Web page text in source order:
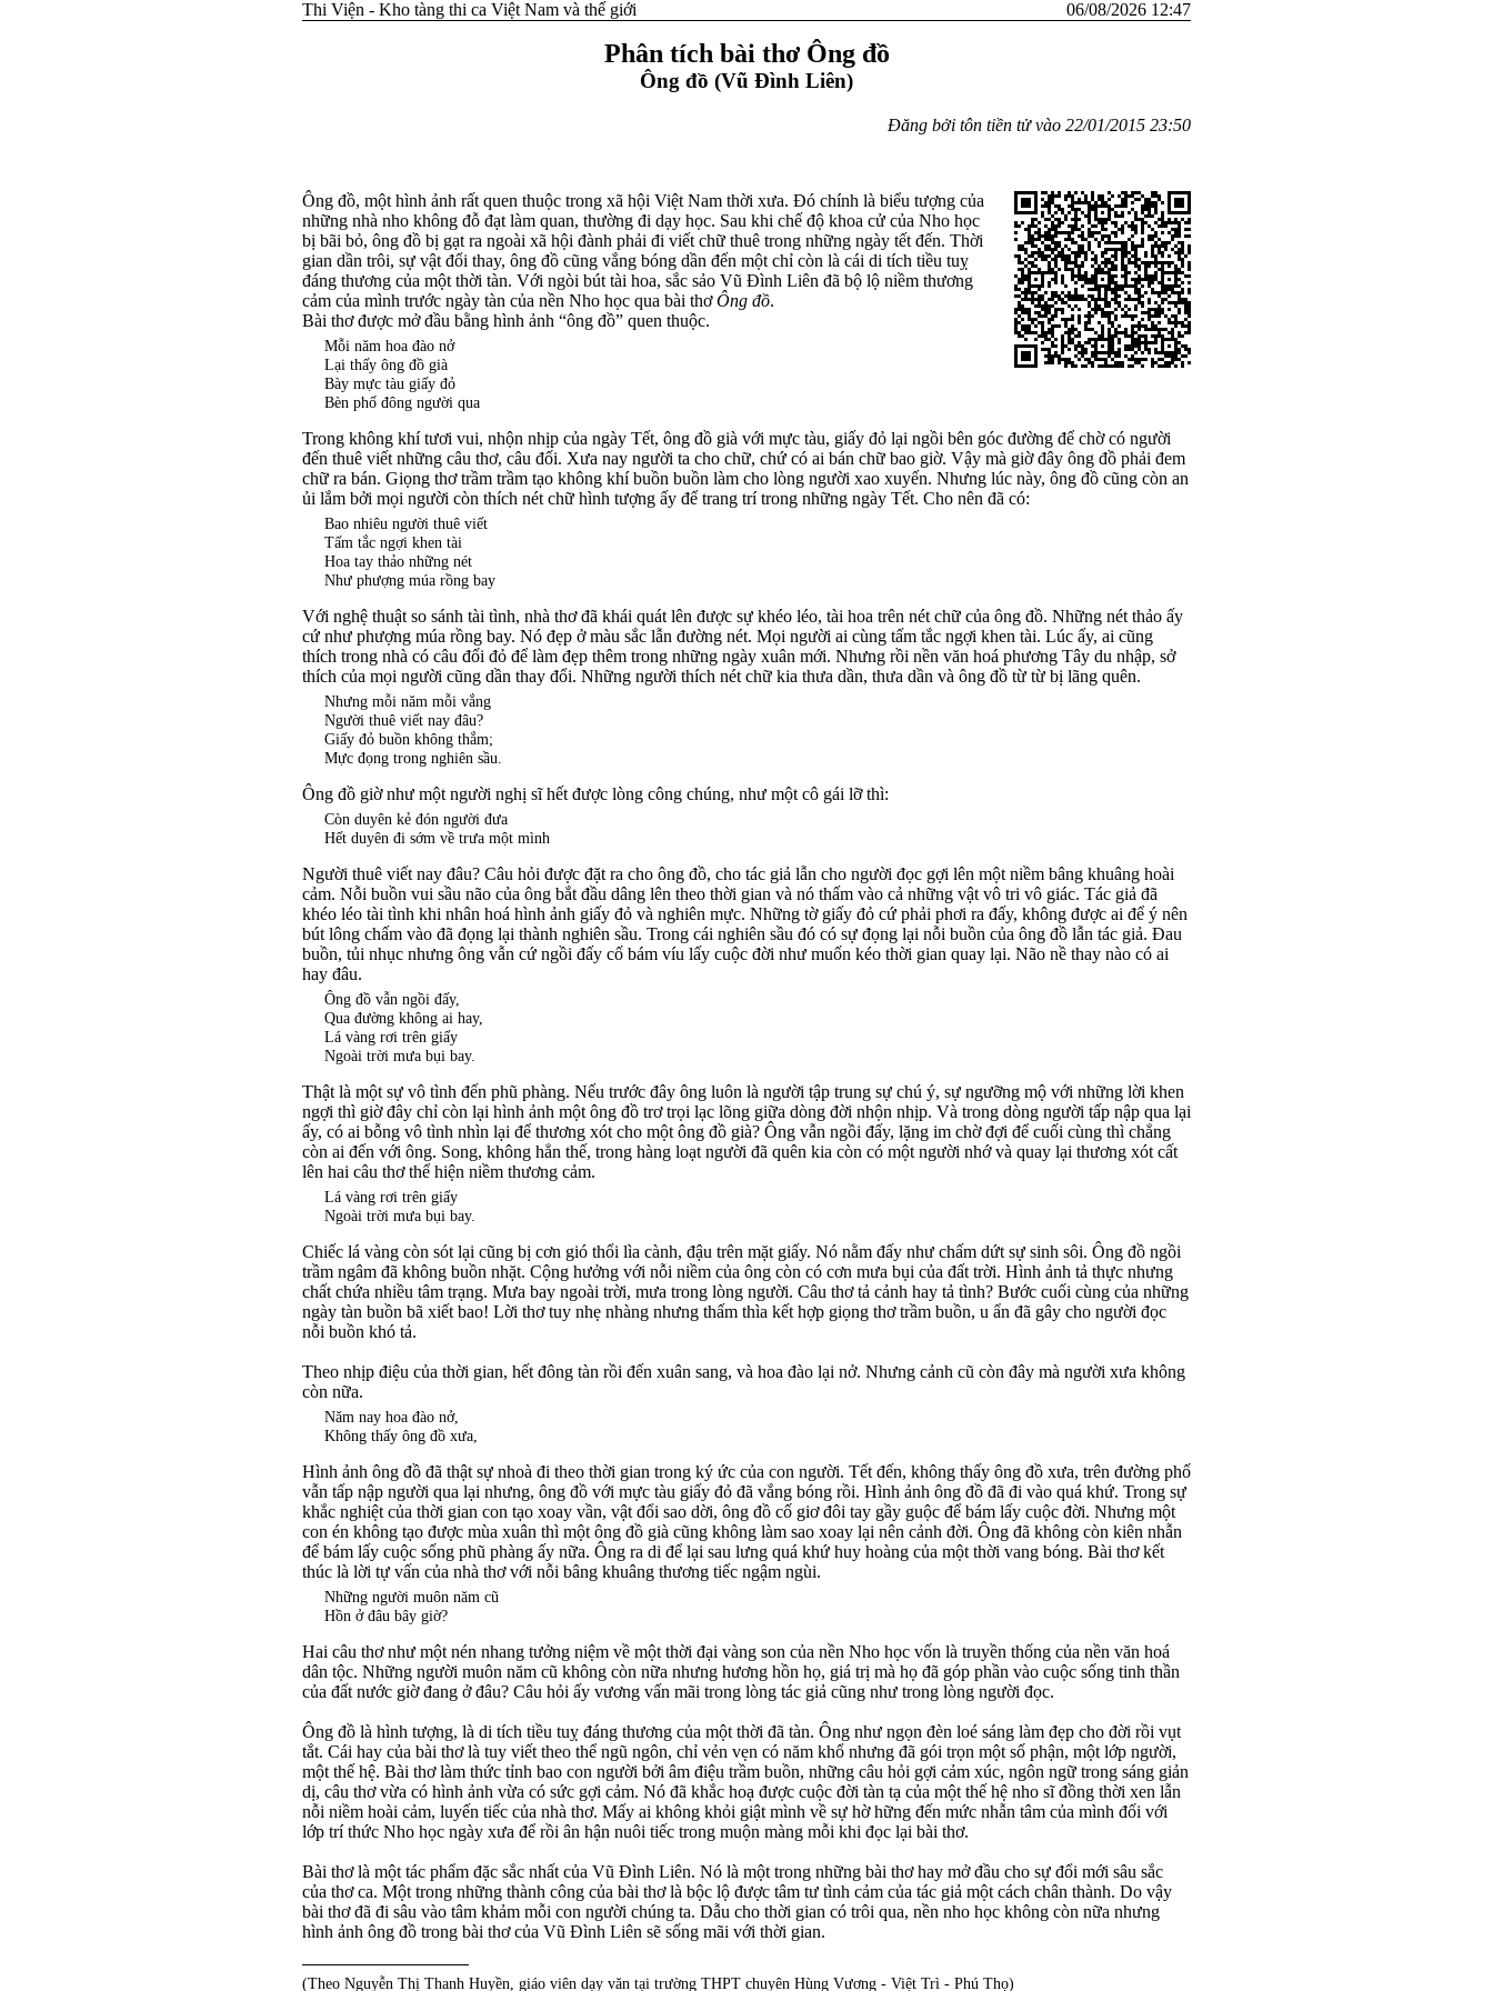
06/08/2026 12:47
Thi Viện - Kho tàng thi ca Việt Nam và thế giới
Phân tích bài thơ Ông đồ
Ông đồ (Vũ Đình Liên)
Đăng bởi tôn tiền tử vào 22/01/2015 23:50
Ông đồ, một hình ảnh rất quen thuộc trong xã hội Việt Nam thời xưa. Đó chính là biểu tượng của
những nhà nho không đỗ đạt làm quan, thường đi dạy học. Sau khi chế độ khoa cử của Nho học
bị bãi bỏ, ông đồ bị gạt ra ngoài xã hội đành phải đi viết chữ thuê trong những ngày tết đến. Thời
gian dần trôi, sự vật đổi thay, ông đồ cũng vắng bóng dần đến một chỉ còn là cái di tích tiều tuỵ
đáng thương của một thời tàn. Với ngòi bút tài hoa, sắc sảo Vũ Đình Liên đã bộ lộ niềm thương
cảm của mình trước ngày tàn của nền Nho học qua bài thơÔng đồ.
Bài thơ được mở đầu bằng hình ảnh “ông đồ” quen thuộc.
Mỗi năm hoa đào nở
Lại thấy ông đồ già
Bày mực tàu giấy đỏ
Bèn phố đông người qua
Trong không khí tươi vui, nhộn nhịp của ngày Tết, ông đồ già với mực tàu, giấy đỏ lại ngồi bên góc đường để chờ có người
đến thuê viết những câu thơ, câu đối. Xưa nay người ta cho chữ, chứ có ai bán chữ bao giờ. Vậy mà giờ đây ông đồ phải đem
chữ ra bán. Giọng thơ trầm trầm tạo không khí buồn buồn làm cho lòng người xao xuyến. Nhưng lúc này, ông đồ cũng còn an
ủi lắm bởi mọi người còn thích nét chữ hình tượng ấy để trang trí trong những ngày Tết. Cho nên đã có:
Bao nhiêu người thuê viết
Tấm tắc ngợi khen tài
Hoa tay thảo những nét
Như phượng múa rồng bay
Với nghệ thuật so sánh tài tình, nhà thơ đã khái quát lên được sự khéo léo, tài hoa trên nét chữ của ông đồ. Những nét thảo ấy
cứ như phượng múa rồng bay. Nó đẹp ở màu sắc lẫn đường nét. Mọi người ai cùng tấm tắc ngợi khen tài. Lúc ấy, ai cũng
thích trong nhà có câu đối đỏ để làm đẹp thêm trong những ngày xuân mới. Nhưng rồi nền văn hoá phương Tây du nhập, sở
thích của mọi người cũng dần thay đổi. Những người thích nét chữ kia thưa dần, thưa dần và ông đồ từ từ bị lãng quên.
Nhưng mỗi năm mỗi vắng
Người thuê viết nay đâu?
Giấy đỏ buồn không thắm;
Mực đọng trong nghiên sầu.
Ông đồ giờ như một người nghị sĩ hết được lòng công chúng, như một cô gái lỡ thì:
Còn duyên kẻ đón người đưa
Hết duyên đi sớm về trưa một mình
Người thuê viết nay đâu? Câu hỏi được đặt ra cho ông đồ, cho tác giả lẫn cho người đọc gợi lên một niềm bâng khuâng hoài
cảm. Nỗi buồn vui sầu não của ông bắt đầu dâng lên theo thời gian và nó thấm vào cả những vật vô tri vô giác. Tác giả đã
khéo léo tài tình khi nhân hoá hình ảnh giấy đỏ và nghiên mực. Những tờ giấy đỏ cứ phải phơi ra đấy, không được ai để ý nên
bút lông chấm vào đã đọng lại thành nghiên sầu. Trong cái nghiên sầu đó có sự đọng lại nỗi buồn của ông đồ lẫn tác giả. Đau
buồn, tủi nhục nhưng ông vẫn cứ ngồi đấy cố bám víu lấy cuộc đời như muốn kéo thời gian quay lại. Não nề thay nào có ai
hay đâu.
Ông đồ vẫn ngồi đấy,
Qua đường không ai hay,
Lá vàng rơi trên giấy
Ngoài trời mưa bụi bay.
Thật là một sự vô tình đến phũ phàng. Nếu trước đây ông luôn là người tập trung sự chú ý, sự ngưỡng mộ với những lời khen
ngợi thì giờ đây chỉ còn lại hình ảnh một ông đồ trơ trọi lạc lõng giữa dòng đời nhộn nhịp. Và trong dòng người tấp nập qua lại
ấy, có ai bỗng vô tình nhìn lại để thương xót cho một ông đồ già? Ông vẫn ngồi đấy, lặng im chờ đợi để cuối cùng thì chẳng
còn ai đến với ông. Song, không hẳn thế, trong hàng loạt người đã quên kia còn có một người nhớ và quay lại thương xót cất
lên hai câu thơ thể hiện niềm thương cảm.
Lá vàng rơi trên giấy
Ngoài trời mưa bụi bay.
Chiếc lá vàng còn sót lại cũng bị cơn gió thổi lìa cành, đậu trên mặt giấy. Nó nằm đấy như chấm dứt sự sinh sôi. Ông đồ ngồi
trầm ngâm đã không buồn nhặt. Cộng hưởng với nỗi niềm của ông còn có cơn mưa bụi của đất trời. Hình ảnh tả thực nhưng
chất chứa nhiều tâm trạng. Mưa bay ngoài trời, mưa trong lòng người. Câu thơ tả cảnh hay tả tình? Bước cuối cùng của những
ngày tàn buồn bã xiết bao! Lời thơ tuy nhẹ nhàng nhưng thấm thìa kết hợp giọng thơ trầm buồn, u ẩn đã gây cho người đọc
nỗi buồn khó tả.
Theo nhịp điệu của thời gian, hết đông tàn rồi đến xuân sang, và hoa đào lại nở. Nhưng cảnh cũ còn đây mà người xưa không
còn nữa.
Năm nay hoa đào nở,
Không thấy ông đồ xưa,
Hình ảnh ông đồ đã thật sự nhoà đi theo thời gian trong ký ức của con người. Tết đến, không thấy ông đồ xưa, trên đường phố
vẫn tấp nập người qua lại nhưng, ông đồ với mực tàu giấy đỏ đã vắng bóng rồi. Hình ảnh ông đồ đã đi vào quá khứ. Trong sự
khắc nghiệt của thời gian con tạo xoay vần, vật đổi sao dời, ông đồ cố giơ đôi tay gầy guộc để bám lấy cuộc đời. Nhưng một
con én không tạo được mùa xuân thì một ông đồ già cũng không làm sao xoay lại nên cảnh đời. Ông đã không còn kiên nhẫn
để bám lấy cuộc sống phũ phàng ấy nữa. Ông ra di để lại sau lưng quá khứ huy hoàng của một thời vang bóng. Bài thơ kết
thúc là lời tự vấn của nhà thơ với nỗi bâng khuâng thương tiếc ngậm ngùi.
Những người muôn năm cũ
Hồn ở đâu bây giờ?
Hai câu thơ như một nén nhang tưởng niệm về một thời đại vàng son của nền Nho học vốn là truyền thống của nền văn hoá
dân tộc. Những người muôn năm cũ không còn nữa nhưng hương hồn họ, giá trị mà họ đã góp phần vào cuộc sống tinh thần
của đất nước giờ đang ở đâu? Câu hỏi ấy vương vấn mãi trong lòng tác giả cũng như trong lòng người đọc.
Ông đồ là hình tượng, là di tích tiều tuỵ đáng thương của một thời đã tàn. Ông như ngọn đèn loé sáng làm đẹp cho đời rồi vụt
tắt. Cái hay của bài thơ là tuy viết theo thể ngũ ngôn, chỉ vẻn vẹn có năm khổ nhưng đã gói trọn một số phận, một lớp người,
một thế hệ. Bài thơ làm thức tỉnh bao con người bởi âm điệu trầm buồn, những câu hỏi gợi cảm xúc, ngôn ngữ trong sáng giản
dị, câu thơ vừa có hình ảnh vừa có sức gợi cảm. Nó đã khắc hoạ được cuộc đời tàn tạ của một thế hệ nho sĩ đồng thời xen lẫn
nỗi niềm hoài cảm, luyến tiếc của nhà thơ. Mấy ai không khỏi giật mình về sự hờ hững đến mức nhẫn tâm của mình đối với
lớp trí thức Nho học ngày xưa để rồi ân hận nuôi tiếc trong muộn màng mỗi khi đọc lại bài thơ.
Bài thơ là một tác phẩm đặc sắc nhất của Vũ Đình Liên. Nó là một trong những bài thơ hay mở đầu cho sự đổi mới sâu sắc
của thơ ca. Một trong những thành công của bài thơ là bộc lộ được tâm tư tình cảm của tác giả một cách chân thành. Do vậy
bài thơ đã đi sâu vào tâm khảm mỗi con người chúng ta. Dẫu cho thời gian có trôi qua, nền nho học không còn nữa nhưng
hình ảnh ông đồ trong bài thơ của Vũ Đình Liên sẽ sống mãi với thời gian.
(Theo Nguyễn Thị Thanh Huyền, giáo viên dạy văn tại trường THPT chuyên Hùng Vương - Việt Trì - Phú Thọ)